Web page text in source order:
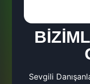
Sevgili